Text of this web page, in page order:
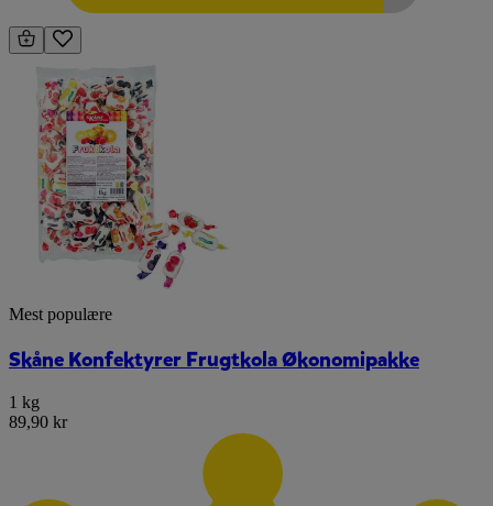
Mest populære
Skåne Konfektyrer Frugtkola Økonomipakke
1 kg
89,90 kr